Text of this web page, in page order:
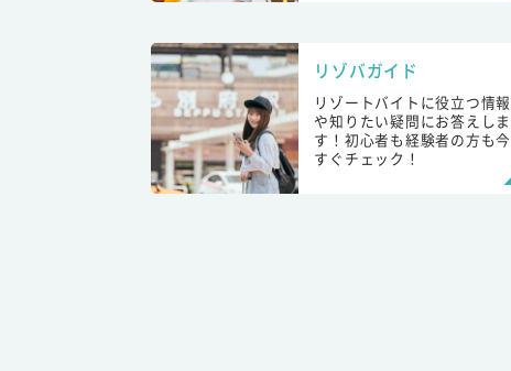
リゾバガイド
リゾートバイトに役立つ情報
や知りたい疑問にお答えしま
す！初心者も経験者の方も今
すぐチェック！